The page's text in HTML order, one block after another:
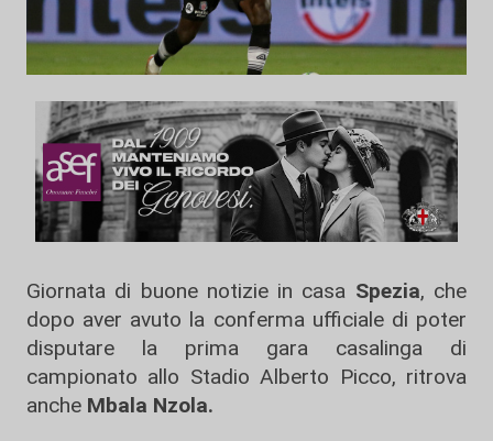
Giornata di buone notizie in casa Spezia, che
dopo aver avuto la conferma ufficiale di poter
disputare la prima gara casalinga di
campionato allo Stadio Alberto Picco, ritrova
anche Mbala Nzola.